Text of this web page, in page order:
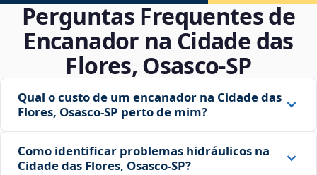
Perguntas Frequentes de
Encanador na Cidade das
Flores, Osasco‑SP
Qual o custo de um encanador na Cidade das
Flores, Osasco‑SP perto de mim?
Como identificar problemas hidráulicos na
Cidade das Flores, Osasco‑SP?